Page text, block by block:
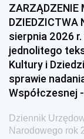
ZARZĄDZENIE
DZIEDZICTWA
sierpnia 2026
jednolitego
Kultury i
sprawie
Współczesnej
Dziennik
Narodowego rok